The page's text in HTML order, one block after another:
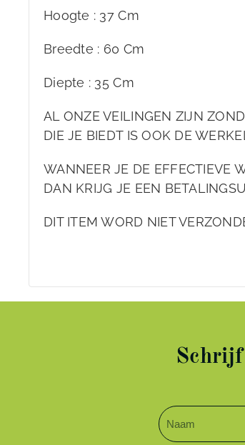
Hoogte : 37 Cm
Breedte : 60 Cm
Diepte : 35 Cm
AL ONZE VEILINGEN ZIJN
DIE JE BIEDT IS OOK DE
WANNEER JE DE EFFECTIEVE
DAN KRIJG JE EEN
DIT ITEM WORD NIET
Schrijf